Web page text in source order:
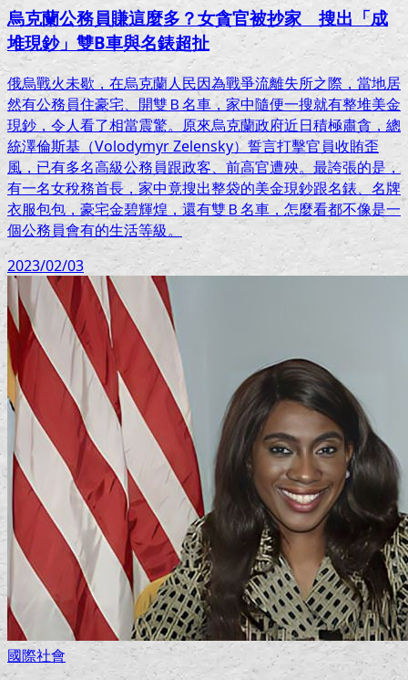
烏克蘭公務員賺這麼多？女貪官被抄家 搜出「成
堆現鈔」雙B車與名錶超扯
俄烏戰火未歇，在烏克蘭人民因為戰爭流離失所之際，當地居
然有公務員住豪宅、開雙Ｂ名車，家中隨便一搜就有整堆美金
現鈔，令人看了相當震驚。原來烏克蘭政府近日積極肅貪，總
統澤倫斯基（Volodymyr Zelensky）誓言打擊官員收賄歪
風，已有多名高級公務員跟政客、前高官遭殃。最誇張的是，
有一名女稅務首長，家中竟搜出整袋的美金現鈔跟名錶、名牌
衣服包包，豪宅金碧輝煌，還有雙Ｂ名車，怎麼看都不像是一
個公務員會有的生活等級。
2023/02/03
國際社會